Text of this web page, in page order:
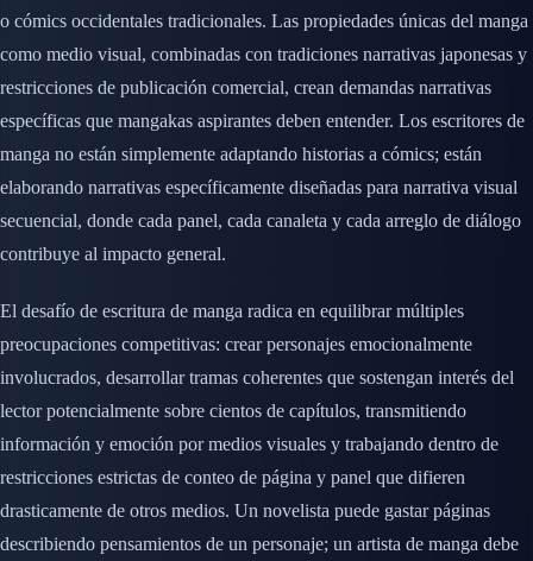
o cómics occidentales tradicionales. Las propiedades únicas del manga
como medio visual, combinadas con tradiciones narrativas japonesas y
restricciones de publicación comercial, crean demandas narrativas
específicas que mangakas aspirantes deben entender. Los escritores de
manga no están simplemente adaptando historias a cómics; están
elaborando narrativas específicamente diseñadas para narrativa visual
secuencial, donde cada panel, cada canaleta y cada arreglo de diálogo
contribuye al impacto general.
El desafío de escritura de manga radica en equilibrar múltiples
preocupaciones competitivas: crear personajes emocionalmente
involucrados, desarrollar tramas coherentes que sostengan interés del
lector potencialmente sobre cientos de capítulos, transmitiendo
información y emoción por medios visuales y trabajando dentro de
restricciones estrictas de conteo de página y panel que difieren
drasticamente de otros medios. Un novelista puede gastar páginas
describiendo pensamientos de un personaje; un artista de manga debe